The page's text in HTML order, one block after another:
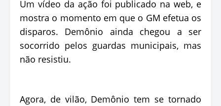
Um vídeo da ação foi publicado na web, e
mostra o momento em que o GM efetua os
disparos. Demônio ainda chegou a ser
socorrido pelos guardas municipais, mas
não resistiu.
Agora, de vilão, Demônio tem se tornado